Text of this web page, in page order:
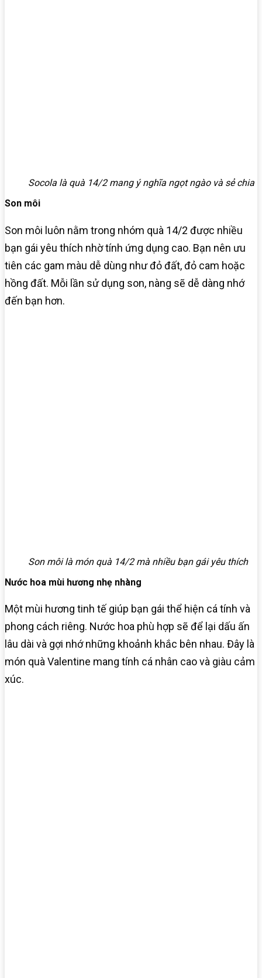
Socola là quà 14/2 mang ý nghĩa ngọt ngào và sẻ chia
Son môi
Son môi luôn nằm trong nhóm quà 14/2 được nhiều
bạn gái yêu thích nhờ tính ứng dụng cao. Bạn nên ưu
tiên các gam màu dễ dùng như đỏ đất, đỏ cam hoặc
hồng đất. Mỗi lần sử dụng son, nàng sẽ dễ dàng nhớ
đến bạn hơn.
Son môi là món quà 14/2 mà nhiều bạn gái yêu thích
Nước hoa mùi hương nhẹ nhàng
Một mùi hương tinh tế giúp bạn gái thể hiện cá tính và
phong cách riêng. Nước hoa phù hợp sẽ để lại dấu ấn
lâu dài và gợi nhớ những khoảnh khắc bên nhau. Đây là
món quà Valentine mang tính cá nhân cao và giàu cảm
xúc.